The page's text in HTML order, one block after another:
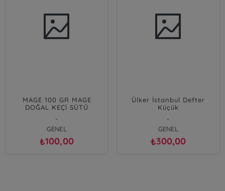
MAGE 100 GR MAGE
DOĞAL KEÇİ SÜTÜ
-
GENEL
₺100,00
Ülker İstanbul Defter
Küçük
-
GENEL
₺300,00